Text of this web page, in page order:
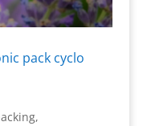
pack cyclo